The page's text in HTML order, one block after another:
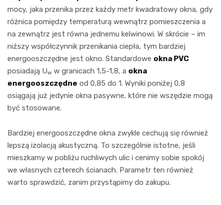
mocy, jaka przenika przez każdy metr kwadratowy okna, gdy
różnica pomiędzy temperaturą wewnątrz pomieszczenia a
na zewnątrz jest równa jednemu kelwinowi. W skrócie – im
niższy współczynnik przenikania ciepła, tym bardziej
energooszczędne jest okno. Standardowe okna PVC
posiadają Uw w granicach 1,5-1,8, a okna
energooszczędne od 0,85 do 1. Wyniki poniżej 0,8
osiągają już jedynie okna pasywne, które nie wszędzie mogą
być stosowane.
Bardziej energooszczędne okna zwykle cechują się również
lepszą izolacją akustyczną. To szczególnie istotne, jeśli
mieszkamy w pobliżu ruchliwych ulic i cenimy sobie spokój
we własnych czterech ścianach. Parametr ten również
warto sprawdzić, zanim przystąpimy do zakupu.